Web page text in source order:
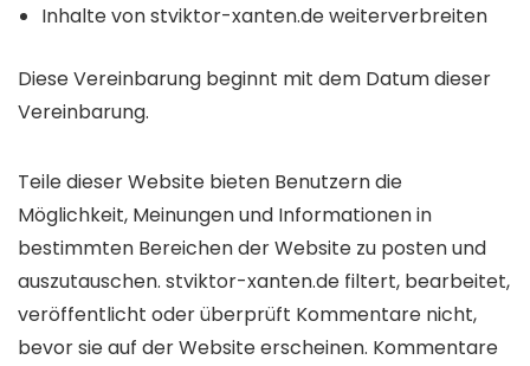
Inhalte von stviktor-xanten.de weiterverbreiten
Diese Vereinbarung beginnt mit dem Datum dieser
Vereinbarung.
Teile dieser Website bieten Benutzern die
Möglichkeit, Meinungen und Informationen in
bestimmten Bereichen der Website zu posten und
auszutauschen. stviktor-xanten.de filtert, bearbeitet,
veröffentlicht oder überprüft Kommentare nicht,
bevor sie auf der Website erscheinen. Kommentare